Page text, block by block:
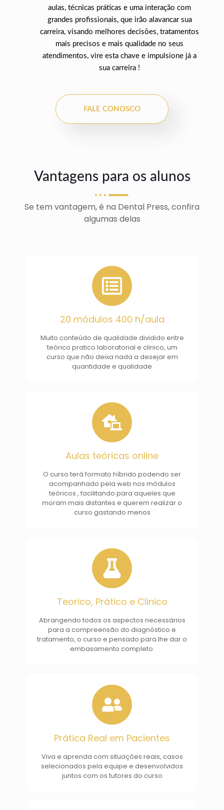
aulas, técnicas práticas e uma interação com
grandes profissionais, que irão alavancar sua
carreira, visando melhores decisões, tratamentos
mais precisos e mais qualidade no seus
atendimentos, vire esta chave e impulsione já a
sua carreira !
FALE CONOSCO
Vantagens para os alunos
Se tem vantagem, é na Dental Press, confira
algumas delas
20 módulos 400 h/aula
Muito conteúdo de qualidade dividido entre
teórico pratico laboratorial e clinico, um
curso que não deixa nada a desejar em
quantidade e qualidade
Aulas teóricas online
O curso terá formato híbrido podendo ser
acompanhado pela web nos módulos
teóricos , facilitando para aqueles que
moram mais distantes e querem realizar o
curso gastando menos
Teorico, Prático e Clinico
Abrangendo todos os aspectos necessários
para a compreensão do diagnóstico e
tratamento, o curso e pensado para lhe dar o
embasamento completo.
Prática Real em Pacientes
Viva e aprenda com situações reais, casos
selecionados pela equipe e desenvolvidos
juntos com os tutores do curso